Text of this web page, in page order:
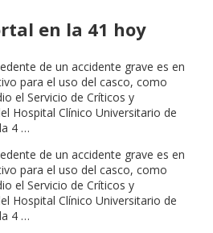
en la 41 hoy
de un accidente grave es en
para el uso del casco, como
el Servicio de Críticos y
Hospital Clínico Universitario de
4 …
de un accidente grave es en
para el uso del casco, como
el Servicio de Críticos y
Hospital Clínico Universitario de
4 …